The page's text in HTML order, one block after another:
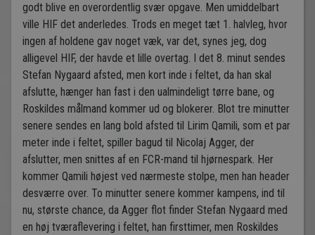
godt blive en overordentlig svær opgave. Men umiddelbart
ville HIF det anderledes. Trods en meget tæt 1. halvleg, hvor
ingen af holdene gav noget væk, var det, synes jeg, dog
alligevel HIF, der havde et lille overtag. I det 8. minut sendes
Stefan Nygaard afsted, men kort inde i feltet, da han skal
afslutte, hænger han fast i den ualmindeligt tørre bane, og
Roskildes målmand kommer ud og blokerer. Blot tre minutter
senere sendes en lang bold afsted til Lirim Qamili, som et par
meter inde i feltet, spiller bagud til Nicolaj Agger, der
afslutter, men snittes af en FCR-mand til hjørnespark. Her
kommer Qamili højest ved nærmeste stolpe, men han header
desværre over. To minutter senere kommer kampens, ind til
nu, største chance, da Agger flot finder Stefan Nygaard med
en høj tværaflevering i feltet, han firsttimer, men Roskildes